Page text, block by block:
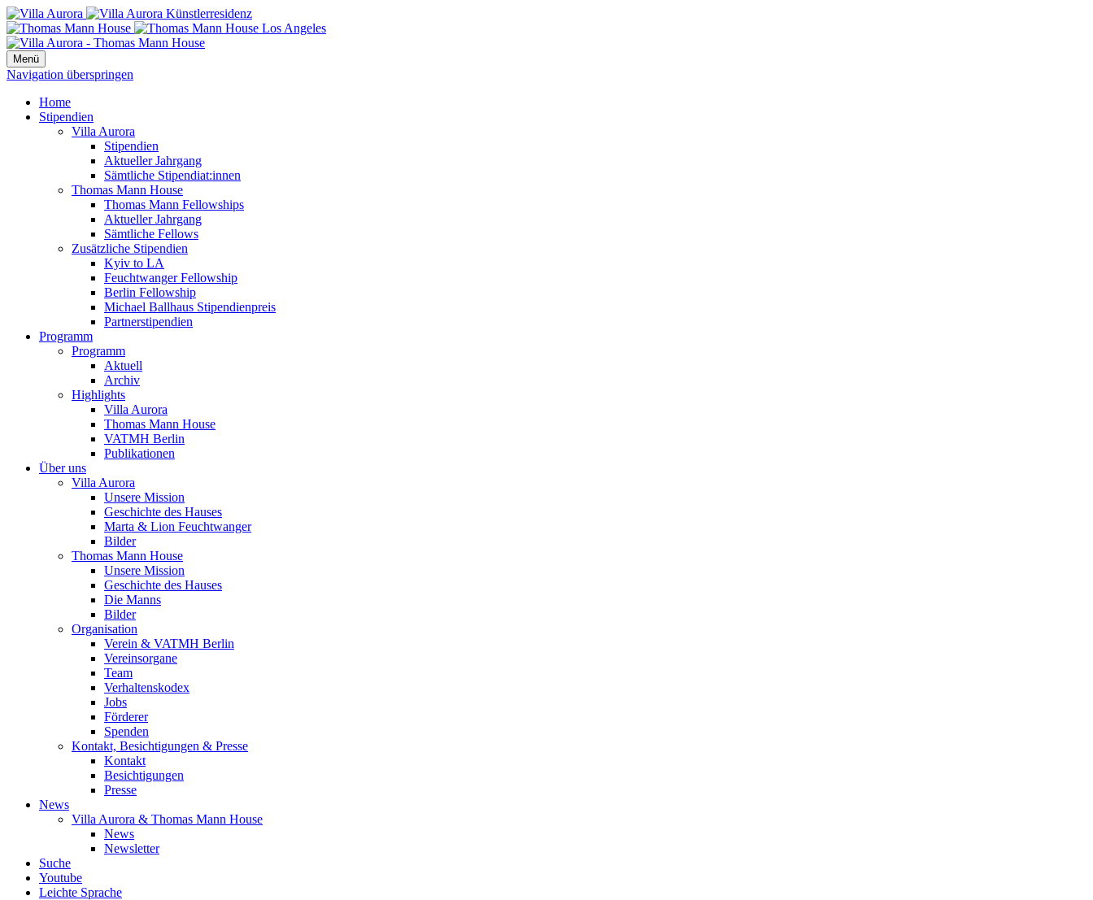
Menü
Navigation überspringen
Home
Stipendien
Villa Aurora
Stipendien
Aktueller Jahrgang
Sämtliche Stipendiat:innen
Thomas Mann House
Thomas Mann Fellowships
Aktueller Jahrgang
Sämtliche Fellows
Zusätzliche Stipendien
Kyiv to LA
Feuchtwanger Fellowship
Berlin Fellowship
Michael Ballhaus Stipendienpreis
Partnerstipendien
Programm
Programm
Aktuell
Archiv
Highlights
Villa Aurora
Thomas Mann House
VATMH Berlin
Publikationen
Über uns
Villa Aurora
Unsere Mission
Geschichte des Hauses
Marta & Lion Feuchtwanger
Bilder
Thomas Mann House
Unsere Mission
Geschichte des Hauses
Die Manns
Bilder
Organisation
Verein & VATMH Berlin
Vereinsorgane
Team
Verhaltenskodex
Jobs
Förderer
Spenden
Kontakt, Besichtigungen & Presse
Kontakt
Besichtigungen
Presse
News
Villa Aurora & Thomas Mann House
News
Newsletter
Suche
Youtube
Leichte Sprache